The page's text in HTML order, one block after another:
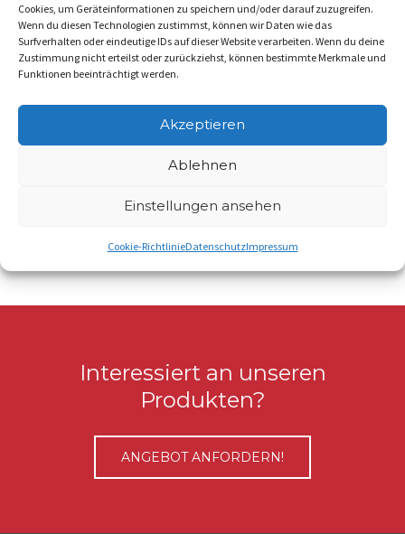
Cookies, um Geräteinformationen zu speichern und/oder darauf zuzugreifen.
Wenn du diesen Technologien zustimmst, können wir Daten wie das
Surfverhalten oder eindeutige IDs auf dieser Website verarbeiten. Wenn du deine
Zustimmung nicht erteilst oder zurückziehst, können bestimmte Merkmale und
Funktionen beeinträchtigt werden.
Akzeptieren
Ablehnen
Einstellungen ansehen
Cookie-RichtlinieDatenschutzImpressum
Interessiert an unseren
Produkten?
ANGEBOT ANFORDERN!